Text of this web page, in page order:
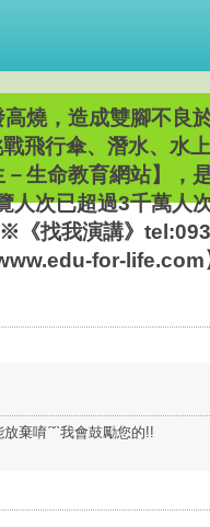
燒，造成雙腳不良
飛行傘、潛水、水
命教育網站】，
人次已超過3千萬人
《找我演講》
for-life.com
棄唷ˊˇˋ我會鼓勵您的!!